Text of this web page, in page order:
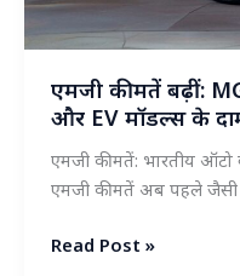
एमजी कीमतें बढ़ीं:
और EV मॉडल्स के
एमजी कीमतें: भारतीय
एमजी कीमतें अब पहले जैसी
एमजी
Read Post »